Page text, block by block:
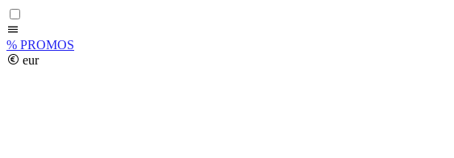
% PROMOS
eur